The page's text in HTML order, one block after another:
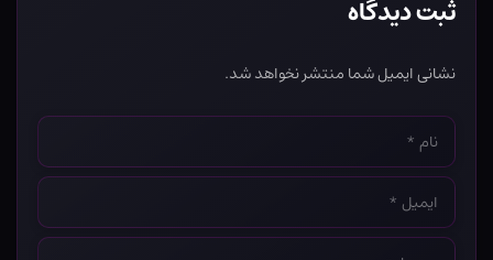
ثبت دیدگاه
نشانی ایمیل شما منتشر نخواهد شد.
نام
*
ایمیل
*
وب‌سایت